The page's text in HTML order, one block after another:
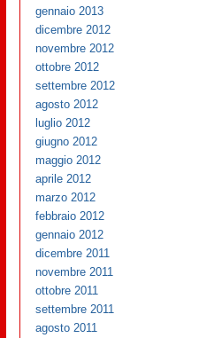
gennaio 2013
dicembre 2012
novembre 2012
ottobre 2012
settembre 2012
agosto 2012
luglio 2012
giugno 2012
maggio 2012
aprile 2012
marzo 2012
febbraio 2012
gennaio 2012
dicembre 2011
novembre 2011
ottobre 2011
settembre 2011
agosto 2011